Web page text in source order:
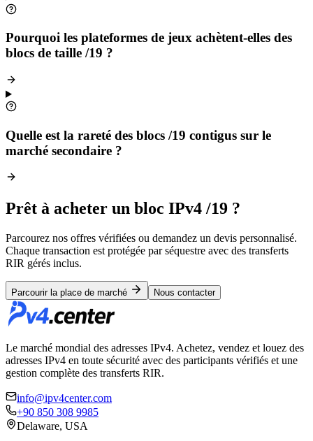
Pourquoi les plateformes de jeux achètent-elles des
blocs de taille /19 ?
Quelle est la rareté des blocs /19 contigus sur le
marché secondaire ?
Prêt à acheter un bloc IPv4 /19 ?
Parcourez nos offres vérifiées ou demandez un devis personnalisé.
Chaque transaction est protégée par séquestre avec des transferts
RIR gérés inclus.
Parcourir la place de marché Nous contacter
Le marché mondial des adresses IPv4. Achetez, vendez et louez des
adresses IPv4 en toute sécurité avec des participants vérifiés et une
gestion complète des transferts RIR.
info@ipv4center.com
+90 850 308 9985
Delaware, USA